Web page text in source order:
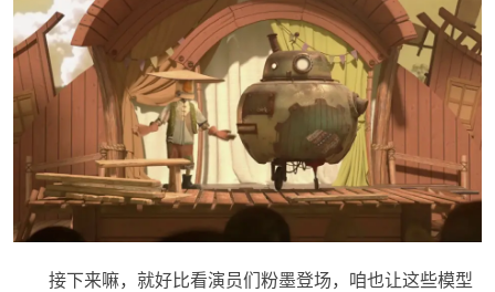
接下来嘛，就好比看演员们粉墨登场，咱也让这些模型